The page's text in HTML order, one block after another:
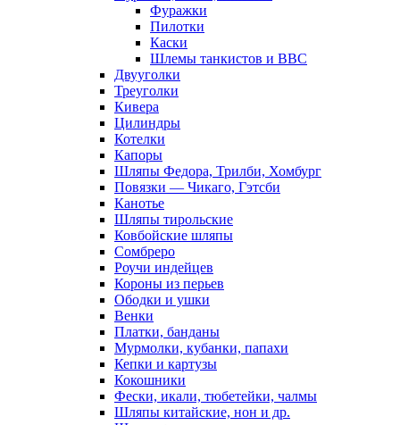
Фуражки
Пилотки
Каски
Шлемы танкистов и ВВС
Двууголки
Треуголки
Кивера
Цилиндры
Котелки
Капоры
Шляпы Федора, Трилби, Хомбург
Повязки — Чикаго, Гэтсби
Канотье
Шляпы тирольские
Ковбойские шляпы
Сомбреро
Роучи индейцев
Короны из перьев
Ободки и ушки
Венки
Платки, банданы
Мурмолки, кубанки, папахи
Кепки и картузы
Кокошники
Фески, икали, тюбетейки, чалмы
Шляпы китайские, нон и др.